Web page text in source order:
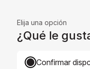
Elija una opción
¿Qué le
Confirmar